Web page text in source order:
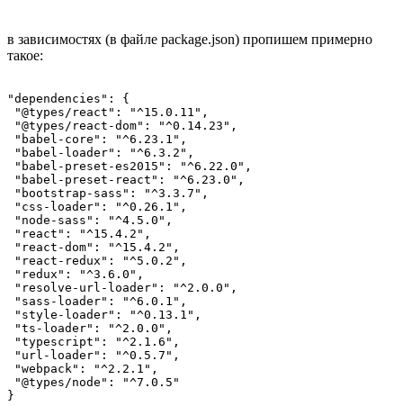
в зависимостях (в файле package.json) пропишем примерно
такое:
"dependencies": {
"@types/react": "^15.0.11",
"@types/react-dom": "^0.14.23",
"babel-core": "^6.23.1",
"babel-loader": "^6.3.2",
"babel-preset-es2015": "^6.22.0",
"babel-preset-react": "^6.23.0",
"bootstrap-sass": "^3.3.7",
"css-loader": "^0.26.1",
"node-sass": "^4.5.0",
"react": "^15.4.2",
"react-dom": "^15.4.2",
"react-redux": "^5.0.2",
"redux": "^3.6.0",
"resolve-url-loader": "^2.0.0",
"sass-loader": "^6.0.1",
"style-loader": "^0.13.1",
"ts-loader": "^2.0.0",
"typescript": "^2.1.6",
"url-loader": "^0.5.7",
"webpack": "^2.2.1",
"@types/node": "^7.0.5"
}